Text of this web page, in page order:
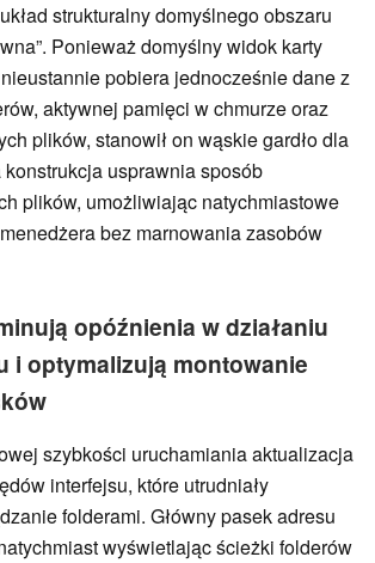
strukturalny domyślnego obszaru
Ponieważ domyślny widok karty
nieustannie pobiera jednocześnie dane z
aktywnej pamięci w chmurze oraz
plików, stanowił on wąskie gardło dla
usprawnia sposób
plików, umożliwiając natychmiastowe
bez marnowania zasobów
opóźnienia w działaniu
i optymalizują montowanie
szybkości uruchamiania aktualizacja
interfejsu, które utrudniały
folderami. Główny pasek adresu
wyświetlając ścieżki folderów